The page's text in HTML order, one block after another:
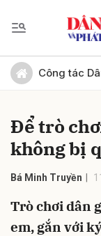
Công tác
Để trò
không bị
Bá Minh Truyền
Trò chơi dân
em, gắn với
Gửi bình luận